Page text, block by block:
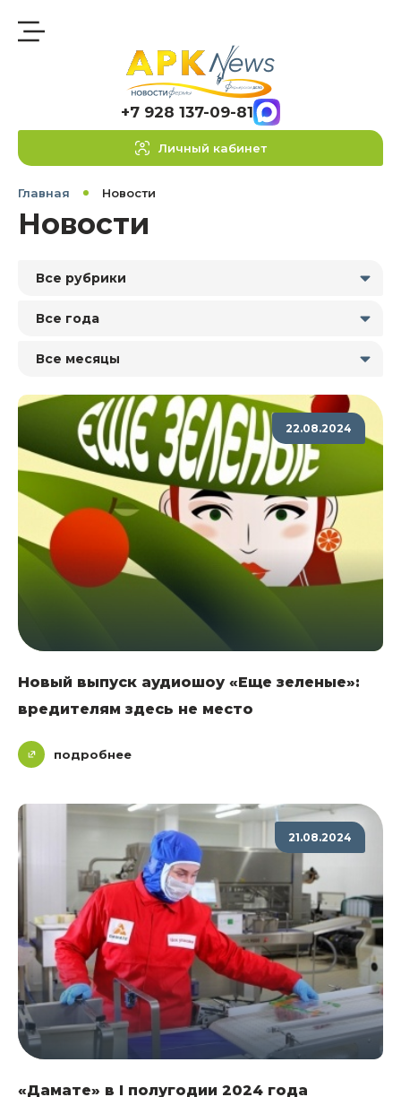
+7 928 137-09-81
Личный кабинет
Главная Новости
Новости
Все рубрики
Все года
Все месяцы
22.08.2024
Новый выпуск аудиошоу «Еще зеленые»:
вредителям здесь не место
подробнее
21.08.2024
«Дамате» в I полугодии 2024 года